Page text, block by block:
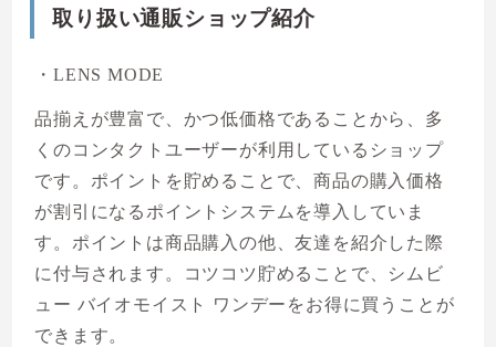
取り扱い通販ショップ紹介
・LENS MODE
品揃えが豊富で、かつ低価格であることから、多
くのコンタクトユーザーが利用しているショップ
です。ポイントを貯めることで、商品の購入価格
が割引になるポイントシステムを導入していま
す。ポイントは商品購入の他、友達を紹介した際
に付与されます。コツコツ貯めることで、シムビ
ュー バイオモイスト ワンデーをお得に買うことが
できます。